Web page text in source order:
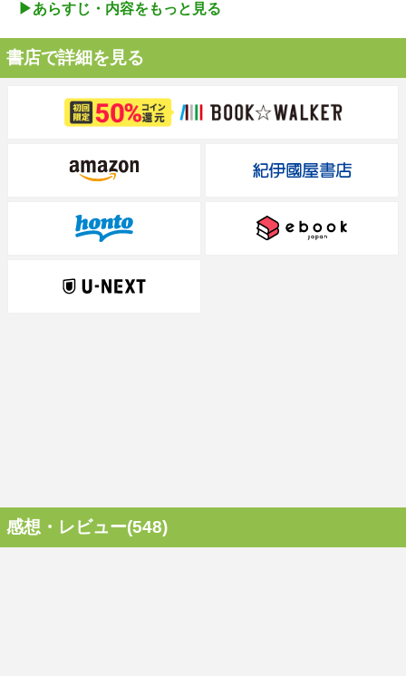
▶︎あらすじ・内容をもっと見る
書店で詳細を見る
感想・レビュー(548)